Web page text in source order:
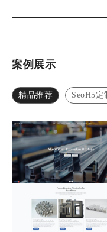
案例展示
精品推荐 SeoH5定